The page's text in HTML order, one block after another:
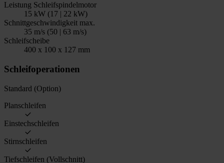
Leistung Schleifspindelmotor
15 kW (17 | 22 kW)
Schnittgeschwindigkeit max.
35 m/s (50 | 63 m/s)
Schleifscheibe
400 x 100 x 127 mm
Schleifoperationen
Standard (Option)
Planschleifen
Einstechschleifen
Stirnschleifen
Tiefschleifen (Vollschnitt)